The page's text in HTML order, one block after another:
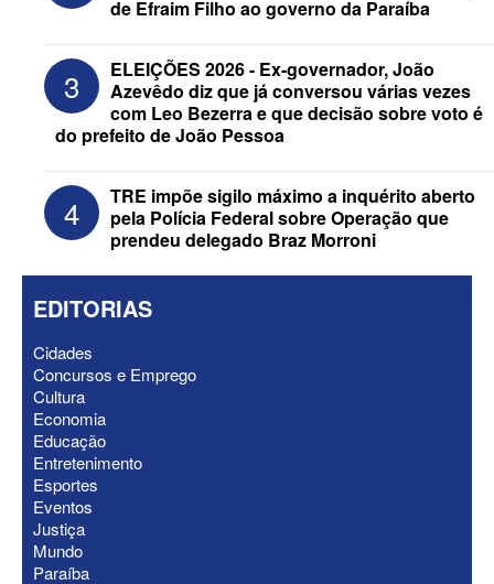
Federação Brasil da Esperança decide
nesta terça apoio ao Governo; PT E
PCdoB apostam em Lucas
ELEIÇÕES 2026 - “Muitas surpresas
virão”, diz Lucas Ribeiro sobre escolha
do nome do vice
de Efraim Filho ao governo da Paraíba
3
ELEIÇÕES 2026 - Ex-governador, João
Azevêdo diz que já conversou várias vezes
com Leo Bezerra e que decisão sobre voto é
do prefeito de João Pessoa
4
TRE impõe sigilo máximo a inquérito aberto
pela Polícia Federal sobre Operação que
prendeu delegado Braz Morroni
EDITORIAS
Cidades
Concursos e Emprego
Cultura
Economia
Educação
Entretenimento
Esportes
Eventos
Justiça
Mundo
Paraíba